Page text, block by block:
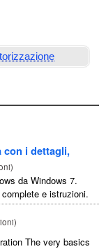
con i dettagli,
)
da Windows 7.
e istruzioni.
)
The very basics